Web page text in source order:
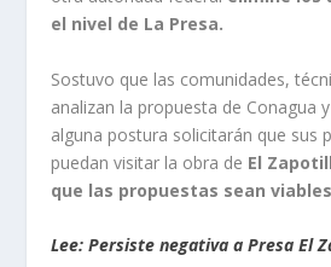
el nivel de La Presa.
Sostuvo que las comunidades,
analizan la propuesta de Conagua
alguna postura solicitarán que sus
puedan visitar la obra de El
que las propuestas sean viables
Lee: Persiste negativa a Presa El